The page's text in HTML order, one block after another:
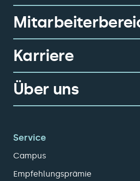
Karriere
Über uns
Service
Campus
Empfehlungsprämie